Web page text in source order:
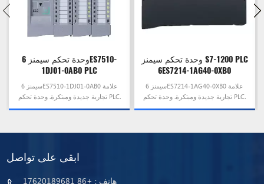
وحدة تحكم سيمنز 6ES7510-
1DJ01-0AB0 PLC
سيمنز 6ES7510-1DJ01-0AB0 علامة
تجارية جديدة ومبتكرة. وحدة تحكم PLC.
إنه معروض للبيع الآن بسعر خاص
وحدة تحكم سيمنز S7-1200 PLC
6ES7214-1AG40-0XB0
سيمنز 6ES7214-1AG40-0XB0 علامة
تجارية جديدة ومبتكرة. وحدة تحكم PLC.
إنه معروض للبيع الآن بسعر خاص
ابقى على تواصل
هاتف : +86 17620189681